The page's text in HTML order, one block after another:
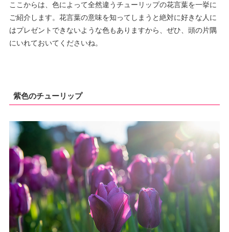
ここからは、色によって全然違うチューリップの花言葉を一挙に
ご紹介します。花言葉の意味を知ってしまうと絶対に好きな人に
はプレゼントできないような色もありますから、ぜひ、頭の片隅
にいれておいてくださいね。
紫色のチューリップ